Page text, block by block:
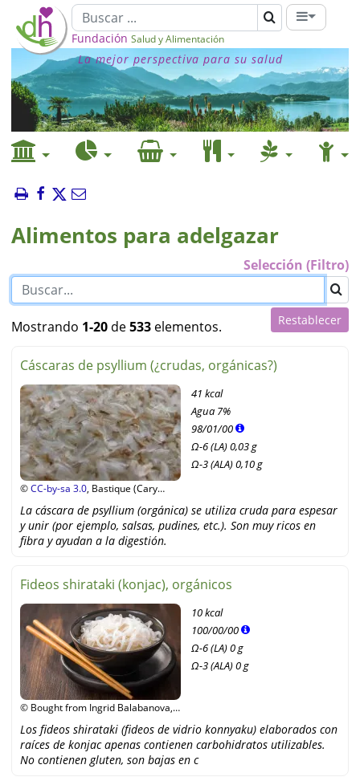
Fundación Salud y Alimentación
La mejor perspectiva para su salud
Alimentos para adelgazar
Selección (Filtro)
Restablecer
Mostrando 1-20 de533 elementos.
Cáscaras de psyllium (¿crudas, orgánicas?)
©CC-by-sa 3.0, Bastique (Cary
41 kcal
Agua 7%
98/01/00
Ω-6 (LA) 0,03 g
Ω-3 (ALA) 0,10 g
La cáscara de psyllium (orgánica) se utiliza cruda para espesar
y unir (por ejemplo, salsas, pudines, etc.). Son muy ricos en
fibra y ayudan a la digestión.
Fideos shirataki (konjac), orgánicos
© Bought from Ingrid Balabanova,
10 kcal
100/00/00
Ω-6 (LA) 0 g
Ω-3 (ALA) 0 g
Los fideos shirataki (fideos de vidrio konnyaku) elaborados con
raíces de konjac apenas contienen carbohidratos utilizables.
No contienen gluten, son bajas en c